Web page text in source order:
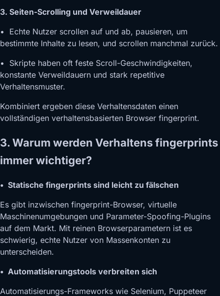
3. Seiten-Scrolling und Verweildauer
• Echte Nutzer scrollen auf und ab, pausieren, um
bestimmte Inhalte zu lesen, und scrollen manchmal zurück.
• Skripte haben oft feste Scroll-Geschwindigkeiten,
konstante Verweildauern und stark repetitive
Verhaltensmuster.
Kombiniert ergeben diese Verhaltensdaten einen
vollständigen verhaltensbasierten Browser fingerprint.
3. Warum werden Verhaltens fingerprints
immer wichtiger?
• Statische fingerprints sind leicht zu fälschen
Es gibt inzwischen fingerprint-Browser, virtuelle
Maschinenumgebungen und Parameter-Spoofing-Plugins
auf dem Markt. Mit reinen Browserparametern ist es
schwierig, echte Nutzer von Massenkonten zu
unterscheiden.
• Automatisierungstools verbreiten sich
Automatisierungs-Frameworks wie Selenium, Puppeteer